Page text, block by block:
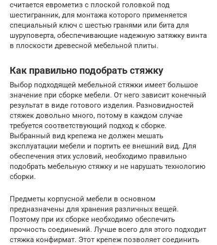
считается еврометиз с плоской головкой под
шестигранник, для монтажа которого применяется
специальный ключ с шестью гранями или бита для
шуруповерта, обеспечивающие надежную затяжку винта
в плоскости древесной мебельной плиты.
Как правильно подобрать стяжку
Выбор подходящей мебельной стяжки имеет большое
значение при сборке мебели. От него зависит конечный
результат в виде готового изделия. Разновидностей
стяжек довольно много, потому в каждом случае
требуется соответствующий подход к сборке.
Выбранный вид крепежа не должен мешать
эксплуатации мебели и портить ее внешний вид. Для
обеспечения этих условий, необходимо правильно
подобрать мебельную стяжку и не нарушать технологию
сборки.
Предметы корпусной мебели в основном
предназначены для хранения различных вещей.
Поэтому при их сборке необходимо обеспечить
прочность соединений. Лучше всего для этого подходит
стяжка конфирмат. Этот крепеж позволяет соединить